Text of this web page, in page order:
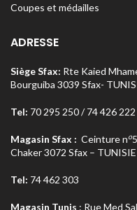
Coupes et médailles
ADRESSE
Siège Sfax: Rte Kaied
Bourguiba 3039 Sfax-
Tel: 70 295 250 / 74 426 222
Magasin Sfax : Ceinture no
Chaker 3072 Sfax – TUNISIE
Tel: 74 462 303
Magasin Tunis : Rue Med